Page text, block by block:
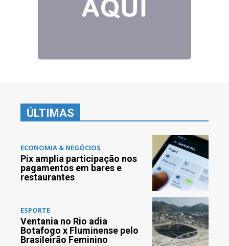
ÚLTIMAS
ECONOMIA & NEGÓCIOS
Pix amplia participação nos
pagamentos em bares e
restaurantes
ESPORTE
Ventania no Rio adia
Botafogo x Fluminense pelo
Brasileirão Feminino